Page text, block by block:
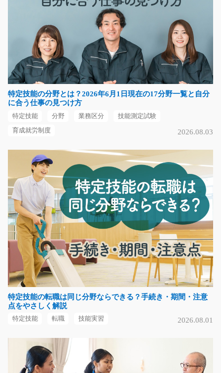
基板への実装機オペレーター/y11_00405
男性の方活躍中☆5勤2休の交替勤務☆高時給案件★基板
へ部品を付ける自動機械…
長期（3ヶ月以上）
時給1500円～時給1875円
長野県伊那市
気になる
重量物なし！銅線の巻取り加工/y08_02144
急募
主な作業は2つになります。 ●銅線を巻き付ける作業
こちらは車のハ…
長期（3ヶ月以上）
時給1250円
福岡県飯塚市
気になる
自動車用薄型ガラスを検査するお仕事/y08_01173
アットホームな会社さんなので馴染みやすさ◎ガラス製
長期（3ヶ月以上）
時給1100円～
福岡県北九州市八幡西区
特定技能の分野とは？2026年6月1日現在の17分野一覧と自分
に合う仕事の見つけ方
特定技能 分野 業務区分 技能測定試験
育成就労制度 2026.08.03
特定技能の転職は同じ分野ならできる？手続き・期間・注意
点をやさしく解説
特定技能 転職 技能実習 2026.08.01